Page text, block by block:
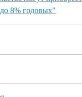
8% годовых"